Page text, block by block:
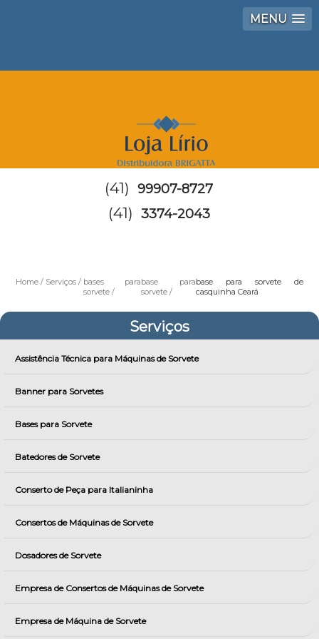
MENU
(41) 99907-8727
(41) 3374-2043
Home Serviços
bases para
sorvete
base para
sorvete
base para sorvete de
casquinha Ceará
Serviços
Assistência Técnica para Máquinas de Sorvete
Banner para Sorvetes
Bases para Sorvete
Batedores de Sorvete
Conserto de Peça para Italianinha
Consertos de Máquinas de Sorvete
Dosadores de Sorvete
Empresa de Consertos de Máquinas de Sorvete
Empresa de Máquina de Sorvete